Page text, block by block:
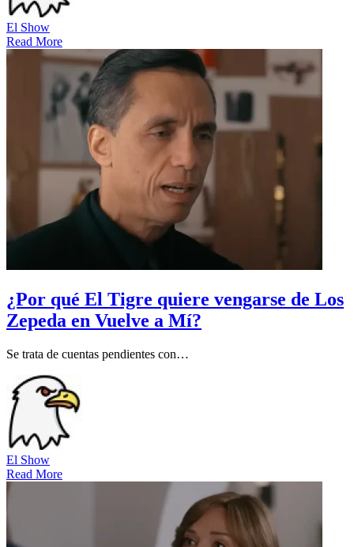
El Show
Read More
¿Por qué El Tigre quiere vengarse de Los
Zepeda en Vuelve a Mí?
Se trata de cuentas pendientes con…
El Show
Read More